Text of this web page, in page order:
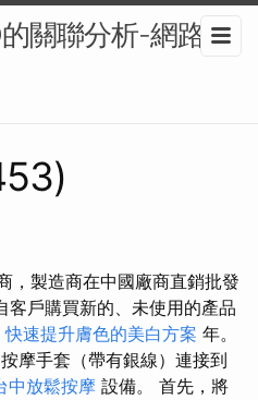
關聯分析-網路行
，製造商在中國廠商直銷批發
戶購買新的、未使用的產品
快速提升膚色的美白方案 年。
摩手套（帶有銀線）連接到
中放鬆按摩 設備。 首先，將